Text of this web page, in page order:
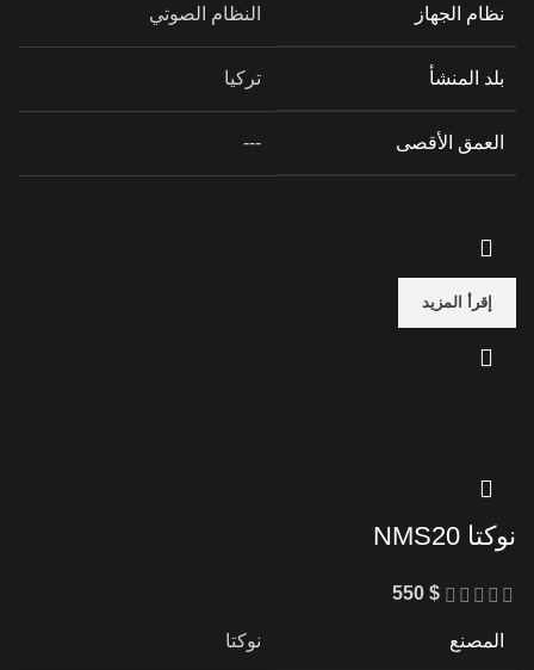
نظام الجهاز النظام الصوتي
بلد المنشأ تركيا
العمق الأقصى ---
إقرأ المزيد
نوكتا NMS20
550 $
المصنع نوكتا